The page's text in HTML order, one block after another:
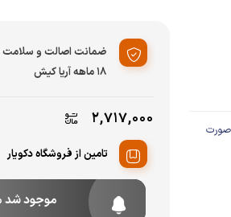
کلمن و
ضمانت اصالت و سلامت
۱۸ ماهه آریا کیش
۲,۷۱۷,۰۰۰
تامین از فروشگاه دکویار
موجود شد